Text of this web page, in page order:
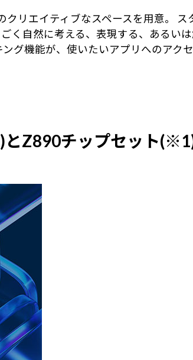
リエイティブなスペースを用意。
く自然に考える、表現する、あるい
グ機能が、使いたいアプリへのアク
とZ890チップセット